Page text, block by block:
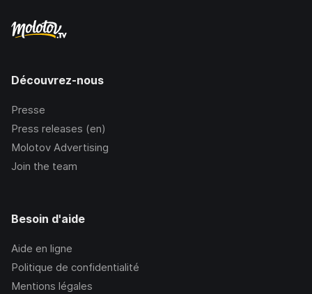
Découvrez-nous
Presse
Press releases (en)
Molotov Advertising
Join the team
Besoin d'aide
Aide en ligne
Politique de confidentialité
Mentions légales